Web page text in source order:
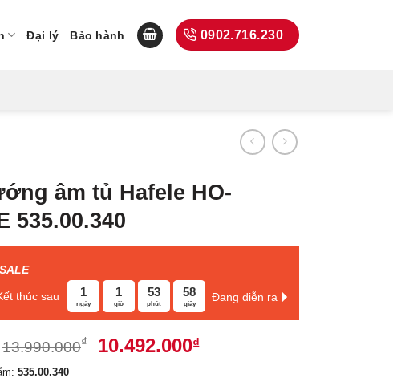
Đại lý Bảo hành 0902.716.230
âm tủ Hafele HO-
535.00.340
thúc sau 1
ngày
1
giờ
53
phút
57
giây
Đang diễn ra
13.990.000₫
Giá
10.492.000₫Giá
535.00.340